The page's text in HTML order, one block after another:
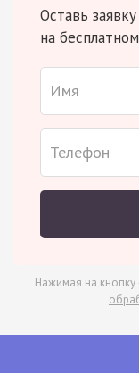
Оставь
на
Нажимая на кнопку